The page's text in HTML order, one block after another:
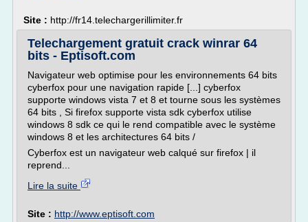
Site : http://fr14.telechargerillimiter.fr
Telechargement gratuit crack winrar 64
bits - Eptisoft.com
Navigateur web optimise pour les environnements 64 bits
cyberfox pour une navigation rapide [...] cyberfox
supporte windows vista 7 et 8 et tourne sous les systèmes
64 bits , Si firefox supporte vista sdk cyberfox utilise
windows 8 sdk ce qui le rend compatible avec le système
windows 8 et les architectures 64 bits /
Cyberfox est un navigateur web calqué sur firefox | il
reprend...
Lire la suite
Site : http://www.eptisoft.com